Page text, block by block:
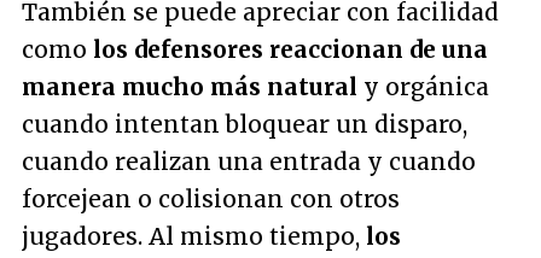
También se puede apreciar con facilidad
como los defensores reaccionan de una
manera mucho más natural y orgánica
cuando intentan bloquear un disparo,
cuando realizan una entrada y cuando
forcejean o colisionan con otros
jugadores. Al mismo tiempo, los